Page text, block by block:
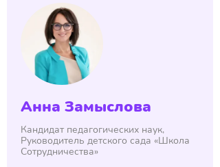
Анна Замыслова
Кандидат педагогических наук,
Руководитель детского сада «Школа
Сотрудничества»